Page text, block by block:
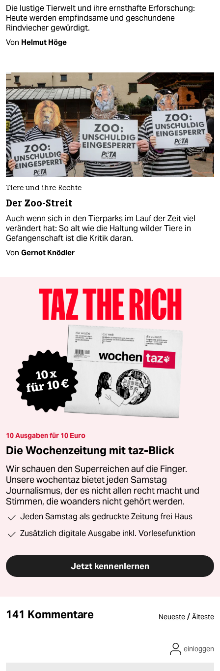
Die lustige Tierwelt und ihre ernsthafte Erforschung:
Heute werden empfindsame und geschundene
Rindviecher gewürdigt.
Von Helmut Höge
Tiere und ihre Rechte
Der Zoo-Streit
Auch wenn sich in den Tierparks im Lauf der Zeit viel
verändert hat: So alt wie die Haltung wilder Tiere in
Gefangenschaft ist die Kritik daran.
Von Gernot Knödler
10 Ausgaben für 10 Euro
Die Wochenzeitung mit taz-Blick
Wir schauen den Superreichen auf die Finger.
Unsere wochentaz bietet jeden Samstag
Journalismus, der es nicht allen recht macht und
Stimmen, die woanders nicht gehört werden.
Jeden Samstag als gedruckte Zeitung frei Haus
Zusätzlich digitale Ausgabe inkl. Vorlesefunktion
Jetzt kennenlernen
141 Kommentare Neueste / Älteste
einloggen